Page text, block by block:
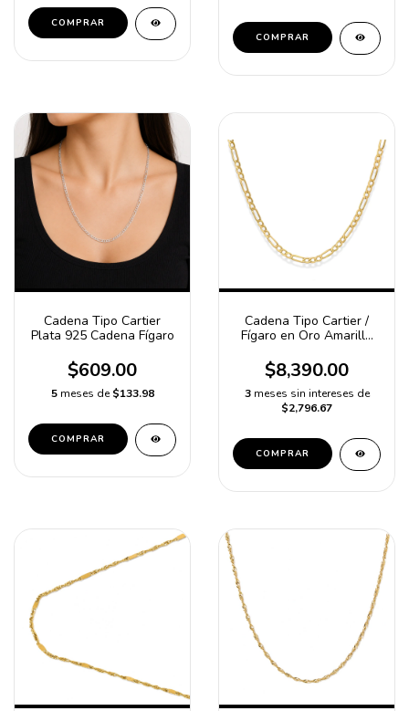
COMPRAR
COMPRAR
Cadena Tipo Cartier
Plata 925 Cadena Fígaro
$609.00
5 meses de$133.98
COMPRAR
Cadena Tipo Cartier /
Fígaro en Oro Amarillo
Joyería Fina Unisex de
Estilo Clásico/Oro
Italiano
$8,390.00
3 meses sin intereses de
$2,796.67
COMPRAR